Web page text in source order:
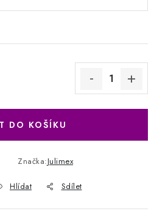
DO KOŠÍKU
Značka:Julimex
Hlídat Sdílet